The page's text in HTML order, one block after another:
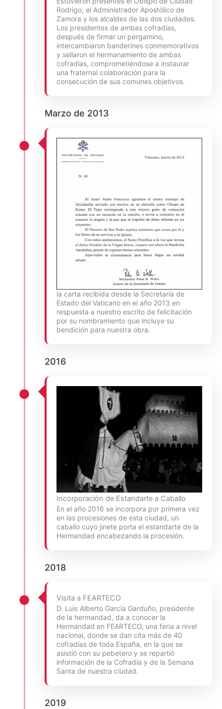
Rodrigo, el Administrador Apostólico de
Zamora y los alcaldes de las dos ciudades.
Los presidentes de ambas cofradías,
después de firmar un pergamino,
intercambiaron banderines conmemorativos
y sellaron el hermanamiento de ambas
cofradías, comprometiéndose a instaurar
una fraternal colaboración para la
consecución de sus comunes objetivos.
Marzo de 2013
la carta recibida desde la Secretaría de
Estado del Vaticano en el año 2013 en
respuesta a nuestro escrito de felicitación
por su nombramiento que incluye su
bendición para nuestra obra.
2016
Incorporación de Estandarte a Caballo
En el año 2016 se incorpora por primera vez
en las procesiones de esta ciudad, un
caballo cuyo jinete porta el estandarte de la
Hermandad encabezando la procesión.
2018
Visita a FEARTECO
D. Luis Alberto García Garduño, presidente
de la hermandad, da a conocer la
Hermandad en FEARTECO, una feria a nivel
nacional, donde se dan cita más de 40
cofradías de toda España, en la que se
asistió con su pebetero y se repartió
información de la Cofradía y de la Semana
Santa de nuestra ciudad.
2019